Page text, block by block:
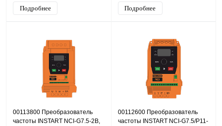
Подробнее Подробнее
00113800 Преобразователь
частоты INSTART NCI-G7.5-2B,
00112600 Преобразователь
частоты INSTART NCI-G7.5/P11-